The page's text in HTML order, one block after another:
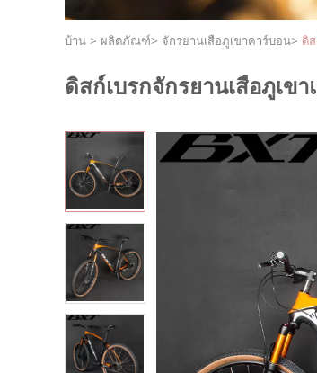
บ้าน > ผลิตภัณฑ์> จักรยานเสือภูเขาคาร์บอน> ดิ
ดิสก์เบรกจักรยานเสือภูเข